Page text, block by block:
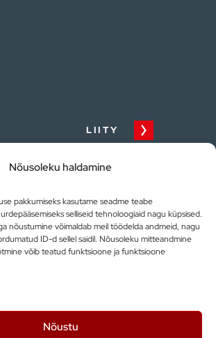
Nõusoleku haldamine
pakkumiseks kasutame seadme teabe
selliseid tehnoloogiaid nagu küpsised.
nõustumine võimaldab meil töödelda andmeid, nagu
ID-d sellel saidil. Nõusoleku mitteandmine
võib teatud funktsioone ja funktsioone
Nõustu
LIITY